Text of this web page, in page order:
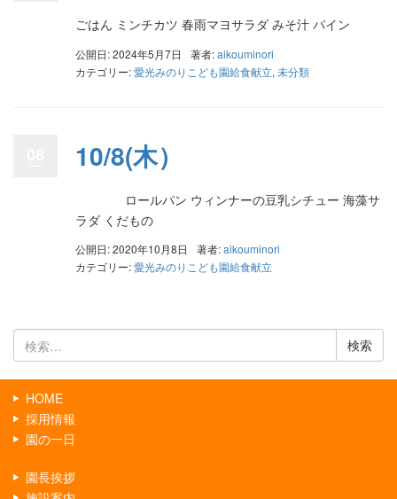
ごはん ミンチカツ 春雨マヨサラダ みそ汁 パイン
公開日: 2024年5月7日 著者:aikouminori
カテゴリー:愛光みのりこども園給食献立, 未分類
10/8(木）
ロールパン ウィンナーの豆乳シチュー 海藻サ
ラダ くだもの
公開日: 2020年10月8日 著者:aikouminori
カテゴリー:愛光みのりこども園給食献立
検
索:
HOME
採用情報
園の一日
園長挨拶